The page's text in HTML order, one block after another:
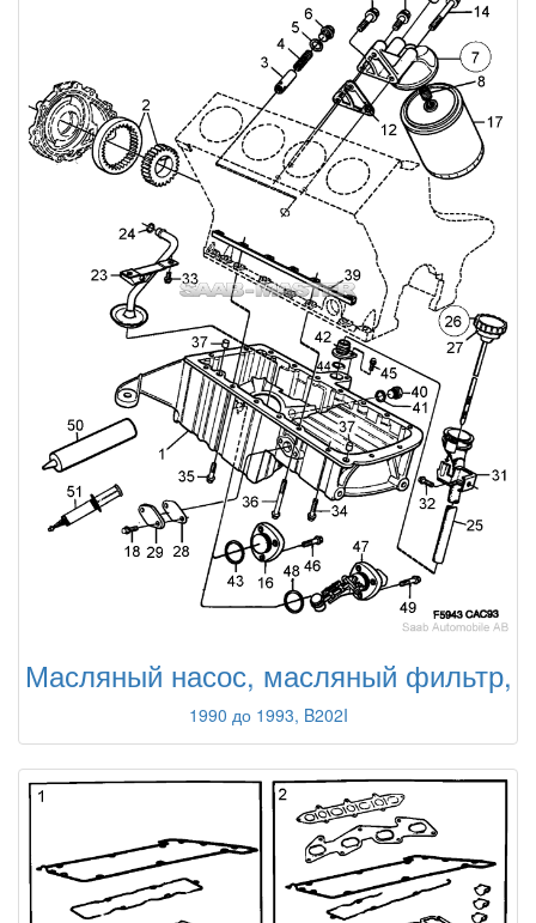
Масляный насос, масляный фильтр,
1990 до 1993, B202I